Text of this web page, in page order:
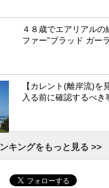
４８歳でエアリアルの
ファー”ブラッド ガー
【カレント(離岸流)を
入る前に確認するべき
キングをもっと見る >>